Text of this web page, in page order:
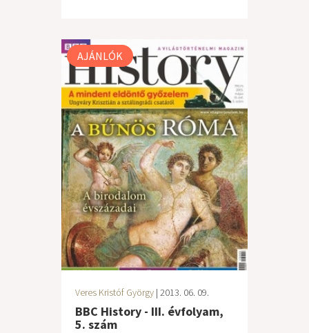
AJÁNLÓK
Veres Kristóf György | 2013. 06. 09.
BBC History - III. évfolyam,
5. szám